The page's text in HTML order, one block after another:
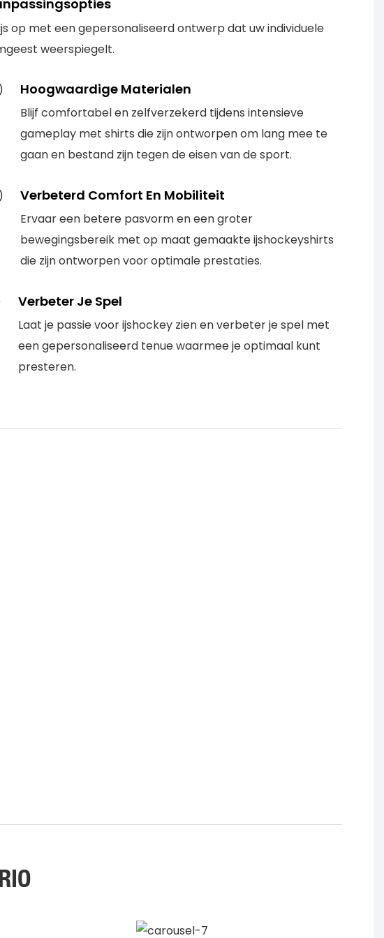
op met een gepersonaliseerd ontwerp dat uw individuele
weerspiegelt.
Hoogwaardige Materialen
Blijf comfortabel en zelfverzekerd tijdens intensieve
gameplay met shirts die zijn ontworpen om lang mee te
gaan en bestand zijn tegen de eisen van de sport.
Verbeterd Comfort En Mobiliteit
Ervaar een betere pasvorm en een groter
bewegingsbereik met op maat gemaakte ijshockeyshirts
die zijn ontworpen voor optimale prestaties.
Verbeter Je Spel
Laat je passie voor ijshockey zien en verbeter je spel met
een gepersonaliseerd tenue waarmee je optimaal kunt
presteren.